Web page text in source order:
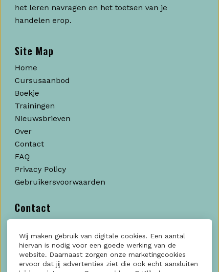
het leren navragen en het toetsen van je
handelen erop.
Site Map
Home
Cursusaanbod
Boekje
Trainingen
Nieuwsbrieven
Over
Contact
FAQ
Privacy Policy
Gebruikersvoorwaarden
Contact
Kratonkade, 712
3024 EX Rotterdam
KvK: 60006188
Wij maken gebruik van digitale cookies. Een aantal
hiervan is nodig voor een goede werking van de
website. Daarnaast zorgen onze marketingcookies
ervoor dat jij advertenties ziet die ook echt aansluiten